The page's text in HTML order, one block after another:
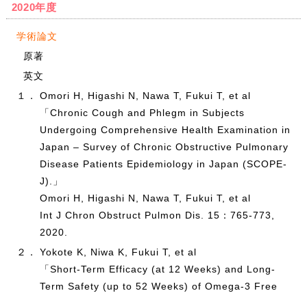
2020年度
学術論文
原著
英文
１．
Omori H, Higashi N, Nawa T, Fukui T, et al
「Chronic Cough and Phlegm in Subjects
Undergoing Comprehensive Health Examination in
Japan – Survey of Chronic Obstructive Pulmonary
Disease Patients Epidemiology in Japan (SCOPE-
J).」
Omori H, Higashi N, Nawa T, Fukui T, et al
Int J Chron Obstruct Pulmon Dis. 15：765-773,
2020.
２．
Yokote K, Niwa K, Fukui T, et al
「Short-Term Efficacy (at 12 Weeks) and Long-
Term Safety (up to 52 Weeks) of Omega-3 Free